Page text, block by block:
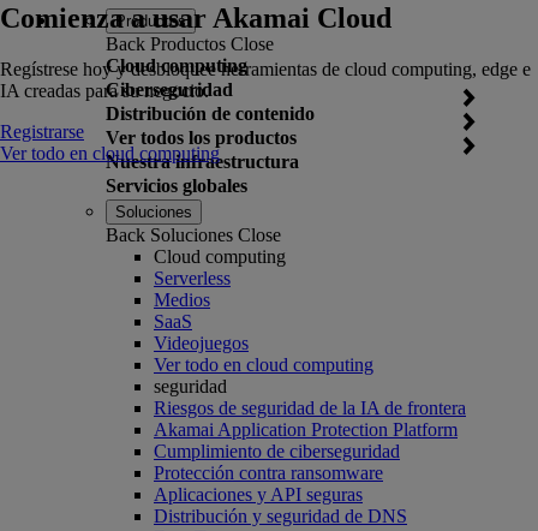
Productos
Back Productos Close
Cloud computing
Ciberseguridad
Distribución de contenido
Ver todos los productos
Nuestra infraestructura
Servicios globales
Comienza a usar Akamai Cloud
Regístrese hoy y desbloquee herramientas de cloud computing, edge e
IA creadas para su negocio.
Registrarse
Ver todo en cloud computing
Soluciones
Back Soluciones Close
Cloud computing
Serverless
Medios
SaaS
Videojuegos
Ver todo en cloud computing
seguridad
Riesgos de seguridad de la IA de frontera
Akamai Application Protection Platform
Cumplimiento de ciberseguridad
Protección contra ransomware
Aplicaciones y API seguras
Distribución y seguridad de DNS